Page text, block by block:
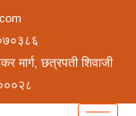
मार्ग, छत्रपती शिवाजी